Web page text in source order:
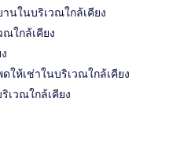
นในบริเวณใกล้เคียง
ณใกล้เคียง
ให้เช่าในบริเวณใกล้เคียง
เวณใกล้เคียง